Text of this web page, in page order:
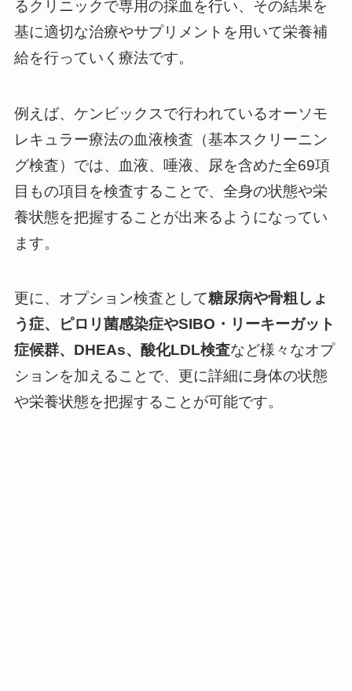
るクリニックで専用の採血を行い、その結果を
基に適切な治療やサプリメントを用いて栄養補
給を行っていく療法です。
例えば、ケンビックスで行われているオーソモ
レキュラー療法の血液検査（基本スクリーニン
グ検査）では、血液、唾液、尿を含めた全69項
目もの項目を検査することで、全身の状態や栄
養状態を把握することが出来るようになってい
ます。
更に、オプション検査として糖尿病や骨粗しょ
う症、ピロリ菌感染症やSIBO・リーキーガット
症候群、DHEAs、酸化LDL検査など様々なオプ
ションを加えることで、更に詳細に身体の状態
や栄養状態を把握することが可能です。